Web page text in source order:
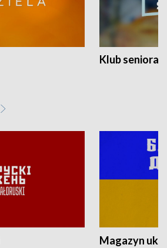
Klub seniora
Magazyn